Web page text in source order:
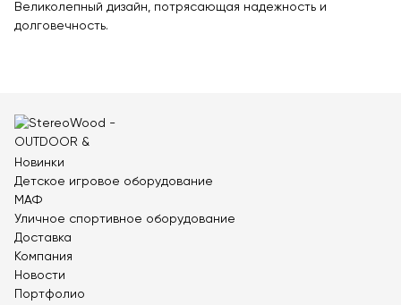
Стенды и указатели
Уличное спортивное оборудование
Спортивные площадки в ЭКО-стиле
Оборудование для воркаута
Параворкаут
УРБАНИКА спорт
Великолепный дизайн, потрясающая надежность и
долговечность.
Новинки
Детское игровое оборудование
МАФ
Уличное спортивное оборудование
Доставка
Компания
Новости
Портфолио